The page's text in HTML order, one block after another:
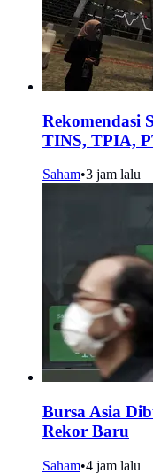
Rekomendasi
TINS, TPIA,
Saham•3 jam lalu
Bursa Asia
Rekor Baru
Saham•4 jam lalu